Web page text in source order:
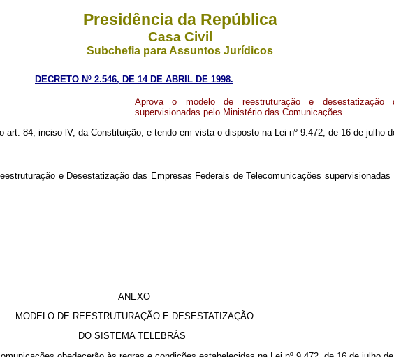
Presidência da República
Casa Civil
Subchefia para Assuntos Jurídicos
DECRETO Nº 2.546, DE 14 DE ABRIL DE 1998.
Aprova o modelo de reestruturação e desestatização
supervisionadas pelo Ministério das Comunicações.
art. 84, inciso lV, da Constituição, e tendo em vista o disposto na Lei nº 9.472, de 16 de julho
e Desestatização das Empresas Federais de Telecomunicações
ANEXO
MODELO DE REESTRUTURAÇÃO E DESESTATIZAÇÃO
DO SISTEMA TELEBRÁS